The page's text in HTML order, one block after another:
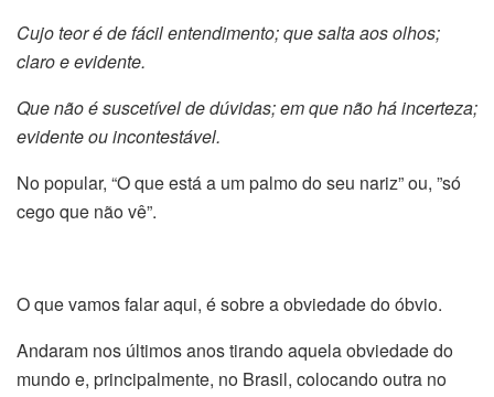
Cujo teor é de fácil entendimento; que salta aos olhos;
claro e evidente.
Que não é suscetível de dúvidas; em que não há incerteza;
evidente ou incontestável.
No popular, “O que está a um palmo do seu nariz” ou, ”só
cego que não vê”.
O que vamos falar aqui, é sobre a obviedade do óbvio.
Andaram nos últimos anos tirando aquela obviedade do
mundo e, principalmente, no Brasil, colocando outra no